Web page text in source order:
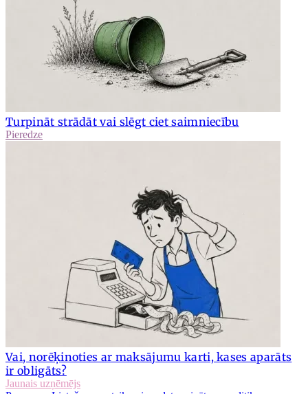
Turpināt strādāt vai slēgt ciet saimniecību
Pieredze
Vai, norēķinoties ar maksājumu karti, kases aparāts
ir obligāts?
Jaunais uzņēmējs